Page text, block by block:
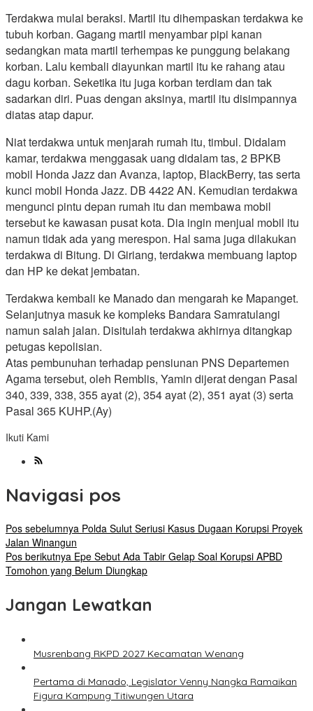
Terdakwa mulai beraksi. Martil itu dihempaskan terdakwa ke
tubuh korban. Gagang martil menyambar pipi kanan
sedangkan mata martil terhempas ke punggung belakang
korban. Lalu kembali diayunkan martil itu ke rahang atau
dagu korban. Seketika itu juga korban terdiam dan tak
sadarkan diri. Puas dengan aksinya, martil itu disimpannya
diatas atap dapur.
Niat terdakwa untuk menjarah rumah itu, timbul. Didalam
kamar, terdakwa menggasak uang didalam tas, 2 BPKB
mobil Honda Jazz dan Avanza, laptop, BlackBerry, tas serta
kunci mobil Honda Jazz. DB 4422 AN. Kemudian terdakwa
mengunci pintu depan rumah itu dan membawa mobil
tersebut ke kawasan pusat kota. Dia ingin menjual mobil itu
namun tidak ada yang merespon. Hal sama juga dilakukan
terdakwa di Bitung. Di Giriang, terdakwa membuang laptop
dan HP ke dekat jembatan.
Terdakwa kembali ke Manado dan mengarah ke Mapanget.
Selanjutnya masuk ke kompleks Bandara Samratulangi
namun salah jalan. Disitulah terdakwa akhirnya ditangkap
petugas kepolisian.
Atas pembunuhan terhadap pensiunan PNS Departemen
Agama tersebut, oleh Remblis, Yamin dijerat dengan Pasal
340, 339, 338, 355 ayat (2), 354 ayat (2), 351 ayat (3) serta
Pasal 365 KUHP.(Ay)
Ikuti Kami
Navigasi pos
Pos sebelumnya Polda Sulut Seriusi Kasus Dugaan Korupsi Proyek
Jalan Winangun
Pos berikutnya Epe Sebut Ada Tabir Gelap Soal Korupsi APBD
Tomohon yang Belum Diungkap
Jangan Lewatkan
Musrenbang RKPD 2027 Kecamatan Wenang
Pertama di Manado, Legislator Venny Nangka Ramaikan
Figura Kampung Titiwungen Utara